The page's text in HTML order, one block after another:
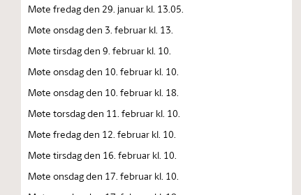
Møte fredag den 29. januar kl. 13.05.
Møte onsdag den 3. februar kl. 13.
Møte tirsdag den 9. februar kl. 10.
Møte onsdag den 10. februar kl. 10.
Møte onsdag den 10. februar kl. 18.
Møte torsdag den 11. februar kl. 10.
Møte fredag den 12. februar kl. 10.
Møte tirsdag den 16. februar kl. 10.
Møte onsdag den 17. februar kl. 10.